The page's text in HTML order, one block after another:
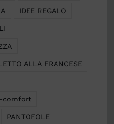
IDEE REGALO
ALLA FRANCESE
comfort
PANTOFOLE